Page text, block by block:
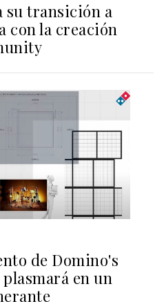
su transición a
con la creación
de Domino's
en un